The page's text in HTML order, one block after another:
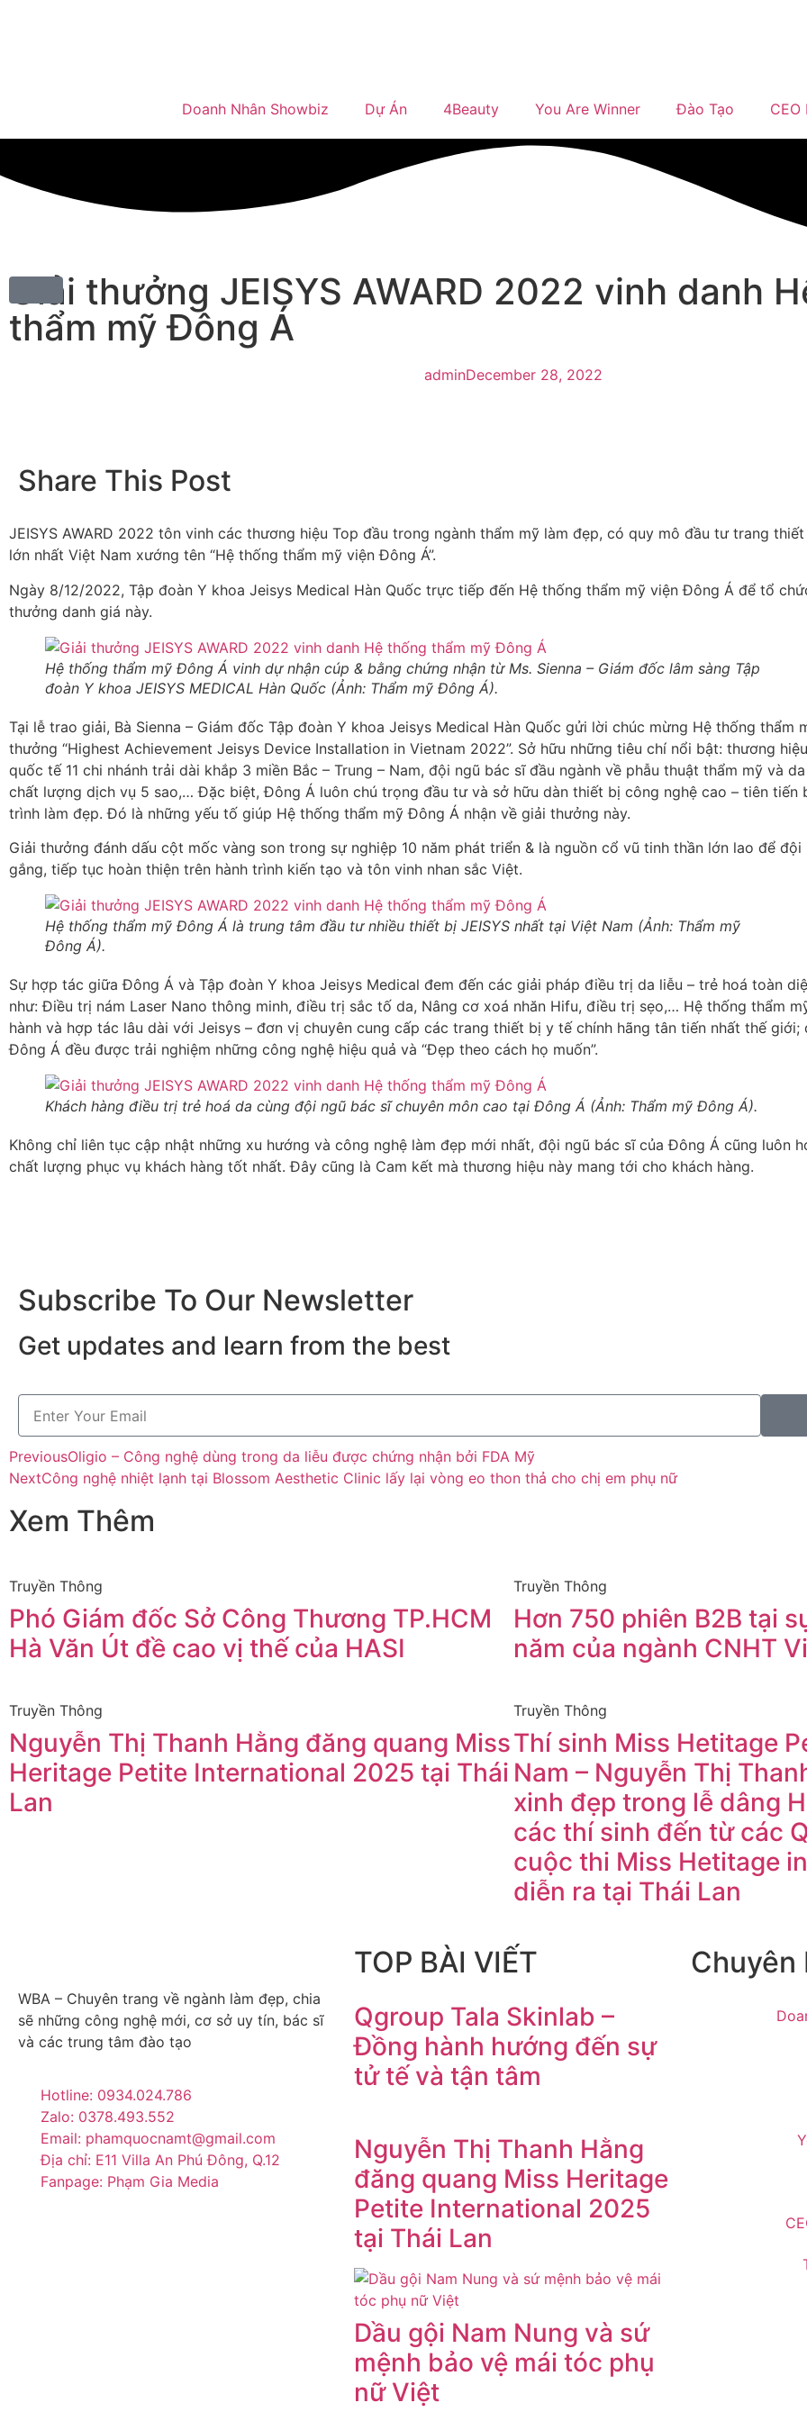
Doanh Nhân Showbiz Dự Án 4Beauty You Are Winner Đào Tạo CEO
Giải thưởng JEISYS AWARD 2022 vinh danh
thẩm mỹ Đông Á
adminDecember 28, 2022
Share This Post
JEISYS AWARD 2022 tôn vinh các thương hiệu Top đầu trong ngành thẩm mỹ làm đẹp, có quy mô đầu tư trang
lớn nhất Việt Nam xướng tên “Hệ thống thẩm mỹ viện Đông Á”.
Ngày 8/12/2022, Tập đoàn Y khoa Jeisys Medical Hàn Quốc trực tiếp đến Hệ thống thẩm mỹ viện Đông Á để tổ
thưởng danh giá này.
Hệ thống thẩm mỹ Đông Á vinh dự nhận cúp & bằng chứng nhận từ Ms. Sienna – Giám đốc lâm sàng Tập
đoàn Y khoa JEISYS MEDICAL Hàn Quốc (Ảnh: Thẩm mỹ Đông Á).
Tại lễ trao giải, Bà Sienna – Giám đốc Tập đoàn Y khoa Jeisys Medical Hàn Quốc gửi lời chúc mừng Hệ thống
thưởng “Highest Achievement Jeisys Device Installation in Vietnam 2022”. Sở hữu những tiêu chí nổi bật: thương
quốc tế 11 chi nhánh trải dài khắp 3 miền Bắc – Trung – Nam, đội ngũ bác sĩ đầu ngành về phẫu thuật thẩm mỹ và
chất lượng dịch vụ 5 sao,… Đặc biệt, Đông Á luôn chú trọng đầu tư và sở hữu dàn thiết bị công nghệ cao – tiên tiến
trình làm đẹp. Đó là những yếu tố giúp Hệ thống thẩm mỹ Đông Á nhận về giải thưởng này.
Giải thưởng đánh dấu cột mốc vàng son trong sự nghiệp 10 năm phát triển & là nguồn cổ vũ tinh thần lớn lao để
gắng, tiếp tục hoàn thiện trên hành trình kiến tạo và tôn vinh nhan sắc Việt.
Hệ thống thẩm mỹ Đông Á là trung tâm đầu tư nhiều thiết bị JEISYS nhất tại Việt Nam (Ảnh: Thẩm mỹ
Đông Á).
Sự hợp tác giữa Đông Á và Tập đoàn Y khoa Jeisys Medical đem đến các giải pháp điều trị da liễu – trẻ hoá toàn
như: Điều trị nám Laser Nano thông minh, điều trị sắc tố da, Nâng cơ xoá nhăn Hifu, điều trị sẹo,… Hệ thống thẩm
hành và hợp tác lâu dài với Jeisys – đơn vị chuyên cung cấp các trang thiết bị y tế chính hãng tân tiến nhất thế
Đông Á đều được trải nghiệm những công nghệ hiệu quả và “Đẹp theo cách họ muốn”.
Khách hàng điều trị trẻ hoá da cùng đội ngũ bác sĩ chuyên môn cao tại Đông Á (Ảnh: Thẩm mỹ Đông Á).
Không chỉ liên tục cập nhật những xu hướng và công nghệ làm đẹp mới nhất, đội ngũ bác sĩ của Đông Á cũng luôn
chất lượng phục vụ khách hàng tốt nhất. Đây cũng là Cam kết mà thương hiệu này mang tới cho khách hàng.
Subscribe To Our Newsletter
Get updates and learn from the best
PreviousOligio – Công nghệ dùng trong da liễu được chứng nhận bởi FDA Mỹ
NextCông nghệ nhiệt lạnh tại Blossom Aesthetic Clinic lấy lại vòng eo thon thả cho chị em phụ nữ
Xem Thêm
Truyền Thông
Phó Giám đốc Sở Công Thương TP.HCM
Hà Văn Út đề cao vị thế của HASI
Truyền Thông
Hơn 750 phiên B2B tại
năm của ngành CNHT
Truyền Thông
Nguyễn Thị Thanh Hằng đăng quang Miss
Heritage Petite International 2025 tại Thái
Lan
Truyền Thông
Thí sinh Miss Hetitage
Nam – Nguyễn Thị
xinh đẹp trong lễ dâng
các thí sinh đến từ các
cuộc thi Miss Hetitage
diễn ra tại Thái Lan
WBA – Chuyên trang về ngành làm đẹp, chia
sẽ những công nghệ mới, cơ sở uy tín, bác sĩ
và các trung tâm đào tạo
Hotline: 0934.024.786
Zalo: 0378.493.552
Email: phamquocnamt@gmail.com
Địa chỉ: E11 Villa An Phú Đông, Q.12
Fanpage: Phạm Gia Media
TOP BÀI VIẾT
Qgroup Tala Skinlab –
Đồng hành hướng đến sự
tử tế và tận tâm
Nguyễn Thị Thanh Hằng
đăng quang Miss Heritage
Petite International 2025
tại Thái Lan
Dầu gội Nam Nung và sứ
mệnh bảo vệ mái tóc phụ
nữ Việt
Chuyên